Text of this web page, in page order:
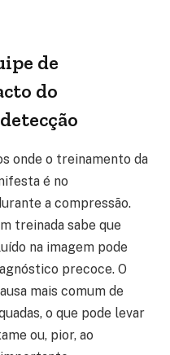
de
do
onde o treinamento da
é no
a compressão.
treinada sabe que
na imagem pode
precoce. O
mais comum de
o que pode levar
ou, pior, ao